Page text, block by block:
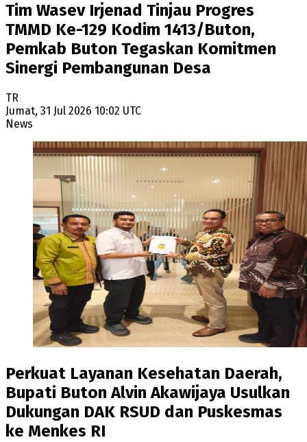
Tim Wasev Irjenad Tinjau Progres
TMMD Ke-129 Kodim 1413/Buton,
Pemkab Buton Tegaskan Komitmen
Sinergi Pembangunan Desa
TR
Jumat, 31 Jul 2026 10:02 UTC
News
Perkuat Layanan Kesehatan Daerah,
Bupati Buton Alvin Akawijaya Usulkan
Dukungan DAK RSUD dan Puskesmas
ke Menkes RI